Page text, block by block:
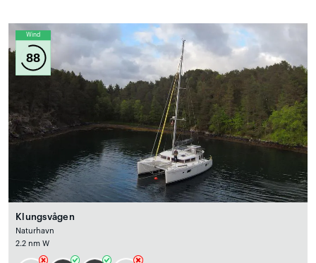
Wind
88
Klungsvågen
Naturhavn
2.2 nm W